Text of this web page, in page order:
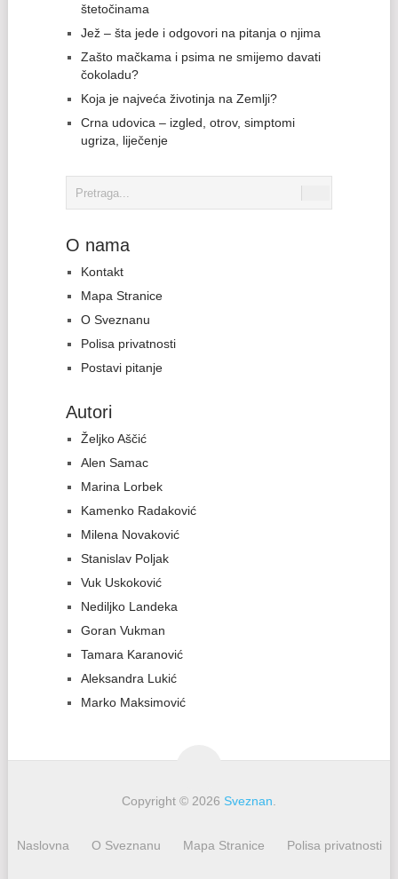
štetočinama
Jež – šta jede i odgovori na pitanja o njima
Zašto mačkama i psima ne smijemo davati
čokoladu?
Koja je najveća životinja na Zemlji?
Crna udovica – izgled, otrov, simptomi
ugriza, liječenje
O nama
Kontakt
Mapa Stranice
O Sveznanu
Polisa privatnosti
Postavi pitanje
Autori
Željko Aščić
Alen Samac
Marina Lorbek
Kamenko Radaković
Milena Novaković
Stanislav Poljak
Vuk Uskoković
Nediljko Landeka
Goran Vukman
Tamara Karanović
Aleksandra Lukić
Marko Maksimović
Copyright © 2026 Sveznan.
Naslovna O Sveznanu Mapa Stranice Polisa privatnosti